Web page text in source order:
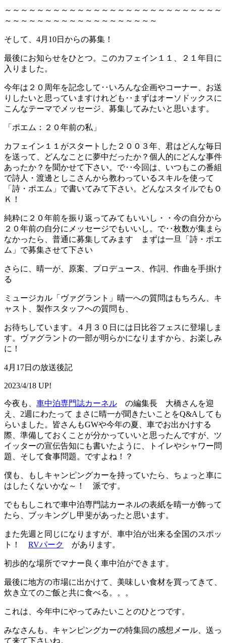
～～～～～～～～～～～～～～～～～～～～～～～～～～～
～～～～～～～～～～～～～～～～～～～
そして、4月10日からの募集！
最後にお知らせをひとつ。このカフェイン１１、２１年目に
入りました。
今年は２０周年を記念して‥いろんな企画やコーナー、お送
りしたいと思っていますけれども‥まずはオーソドックスに
こんなテーマでメッセージ、募集してみたいと思います。
「ポエム：２０年前の私」
カフェイン１１がスタートした２００３年、君はどんな毎日
を送って、どんなことに夢中だったか？個人的にどんな事件
あったか？を聞かせて下さい。で‥今回は、いつもこの番組
で詩人・渡邊としこさんから教わっているスキルを使って
「詩・ポエム」で書いてみて下さい。どんなスタイルでもＯ
Ｋ！
純粋に２０年前を振り返ってみてもいいし・・今の自分から
２０年前の自分にメッセージでもいいし。で‥枚数が集まら
なかったら、普通に募集してみます まずは一旦「詩・ポエ
ム」で募集させて下さい
さらに、晴一が、原案、プロデュース、作詞、作曲を手掛け
る
ミュージカル「ヴァグラント」晴一への質問はもちろん、キ
ャスト、製作スタッフへの質問も、
お待ちしています。４月３０日には日比谷フェスに登場しま
す。ヴァグラントの一部が明らかになりますから、お楽しみ
に！
4月17日の放送後記
2023/4/18 UP!
今夜も、 車中泊専門誌カーネル の編集長 大橋さんを迎
え、2週にわたって まさに晴一が聞きたいことをQ&Aしても
らいました。皆さんもGWや今年の夏、車でお出かけする
際、準備しておくことが分かっていいと思ったんですが、ツ
イッターの宣伝告知にも書いたように、トイレやシャワー問
題、そして食事問題。ですよね！？
僕も、もしキャンピングカーを持っていたら、ちょっと車に
はしたくないかな～！ 派です。
でももしこれで車中泊専門誌カーネルの表紙を晴一が飾って
たら、ブッキングし甲斐があったと思います。
また先週と同じになりますが、車中泊が出来る全国のスポッ
ト！ RVパーク があります。
初歩的な場所でマナー良く車中泊ができます。
最後に地方の市場に出かけて、美味しい食材を買ってきて、
炊き立てのご飯と共に食べる。。。
これは、今年中にやってみたいことのひとつです。
みなさんも、キャンピングカーの特集回の感想メール、送っ
て来て下さいね。